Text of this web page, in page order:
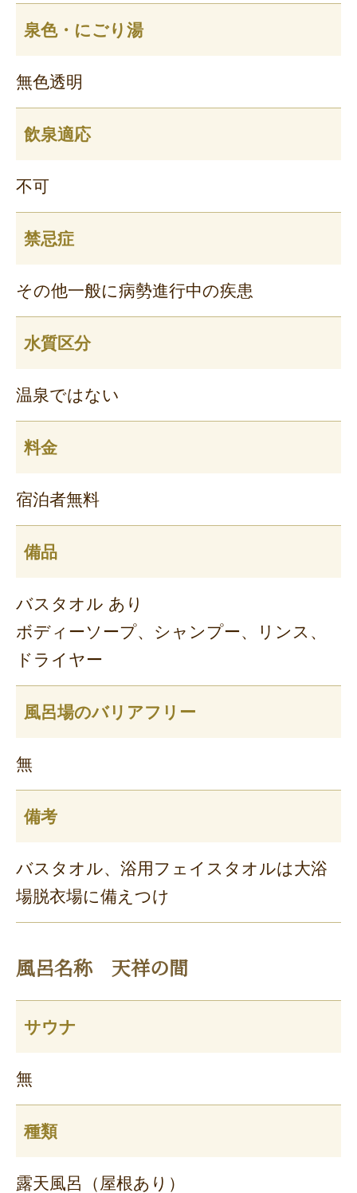
泉色・にごり湯
無色透明
飲泉適応
不可
禁忌症
その他一般に病勢進行中の疾患
水質区分
温泉ではない
料金
宿泊者無料
備品
バスタオル あり
ボディーソープ、シャンプー、リンス、
ドライヤー
風呂場のバリアフリー
無
備考
バスタオル、浴用フェイスタオルは大浴
場脱衣場に備えつけ
風呂名称 天祥の間
サウナ
無
種類
露天風呂（屋根あり）